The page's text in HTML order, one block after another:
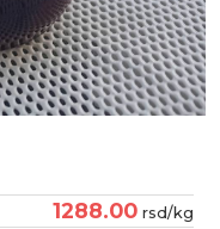
1288.00 rsd/kg